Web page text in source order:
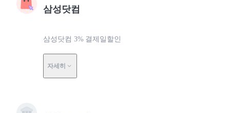
삼성닷컴
삼성닷컴 3% 결제일할인
자세히